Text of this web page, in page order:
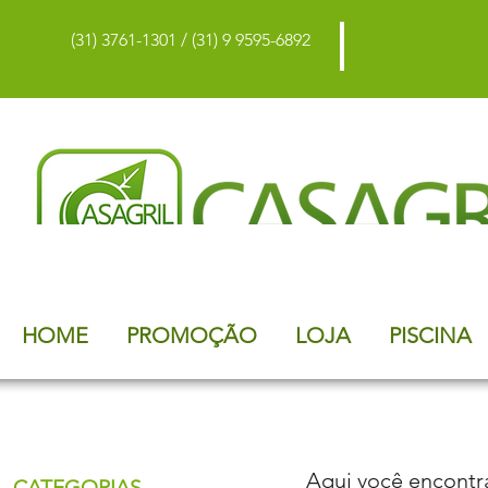
(31) 3761-1301 / (31) 9 9595-6892
Aqui você
HOME PROMOÇÃO LOJA PISCINA